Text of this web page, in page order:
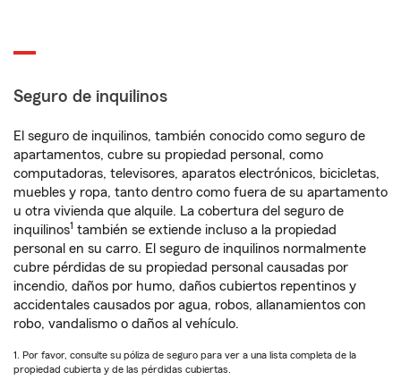
Seguro de inquilinos
El seguro de inquilinos, también conocido como seguro de
apartamentos, cubre su propiedad personal, como
computadoras, televisores, aparatos electrónicos, bicicletas,
muebles y ropa, tanto dentro como fuera de su apartamento
u otra vivienda que alquile. La cobertura del seguro de
inquilinos1 también se extiende incluso a la propiedad
personal en su carro. El seguro de inquilinos normalmente
cubre pérdidas de su propiedad personal causadas por
incendio, daños por humo, daños cubiertos repentinos y
accidentales causados por agua, robos, allanamientos con
robo, vandalismo o daños al vehículo.
1. Por favor, consulte su póliza de seguro para ver a una lista completa de la
propiedad cubierta y de las pérdidas cubiertas.